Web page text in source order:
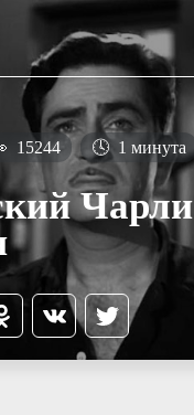
15244 🕓 1 минута
Чарли